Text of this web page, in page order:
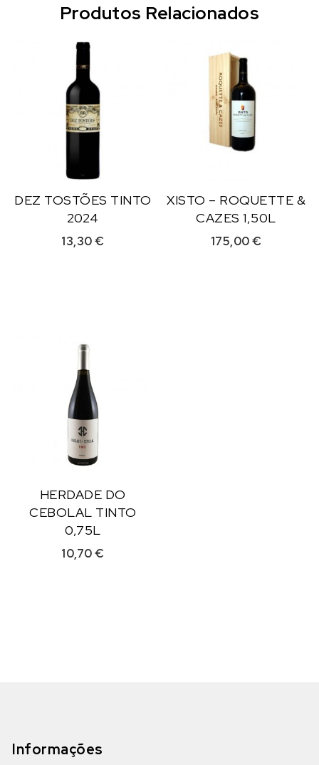
Produtos Relacionados
DEZ TOSTÕES TINTO
2024
13,30€
XISTO – ROQUETTE &
CAZES 1,50L
175,00€
HERDADE DO
CEBOLAL TINTO
0,75L
10,70€
Informações